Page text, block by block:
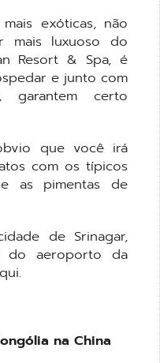
exóticas, não
mais luxuoso do
Resort & Spa, é
e junto com
garantem certo
que você irá
com os típicos
as pimentas de
de Srinagar,
do aeroporto da
na China